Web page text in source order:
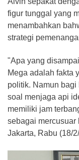
figur tunggal yang
menambahkan
strategi
"Apa yang
Mega adalah fakta
politik. Namun
soal menjaga api
memiliki jam
sebagai mercusuar
Jakarta, Rabu (18/